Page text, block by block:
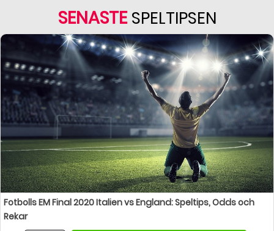
SENASTESPELTIPSEN
Fotbolls EM Final 2020 Italien vs England: Speltips, Odds och
Rekar